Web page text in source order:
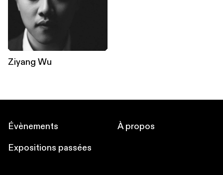
Ziyang Wu
Évènements
Expositions passées
À propos